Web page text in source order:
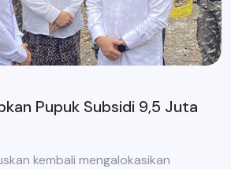
Pupuk Subsidi 9,5 Juta
kembali mengalokasikan